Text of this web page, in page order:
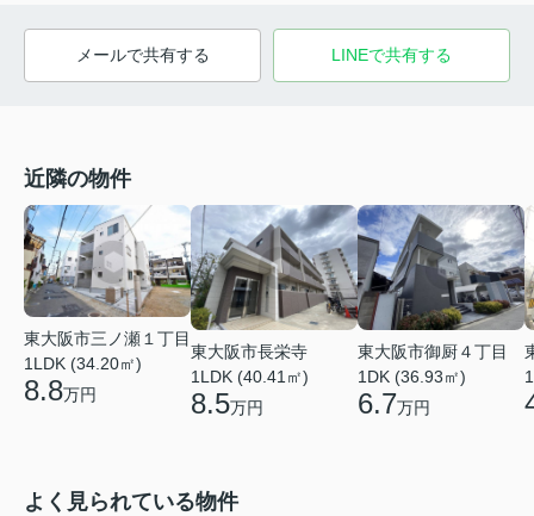
メールで共有する LINEで共有する
近隣の物件
東大阪市三ノ瀬１丁目
1LDK (34.20㎡)
8.8万円
東大阪市長栄寺
1LDK (40.41㎡)
8.5万円
東大阪市御厨４丁目
1DK (36.93㎡)
6.7万円
よく見られている物件